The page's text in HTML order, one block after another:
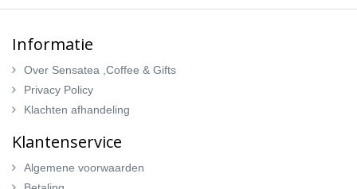
Informatie
Over Sensatea ,Coffee & Gifts
Privacy Policy
Klachten afhandeling
Klantenservice
Algemene voorwaarden